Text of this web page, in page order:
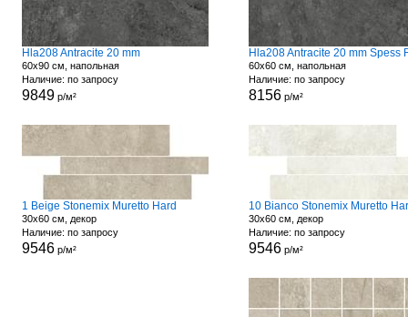
Hla208 Antracite 20 mm
60x90 см, напольная
Наличие: по запросу
9849р/м²
60x60 см, напольная
Наличие: по запросу
8156р/м²
1 Beige Stonemix Muretto Hard
30x60 см, декор
Наличие: по запросу
9546р/м²
10 Bianco Stonemix Muretto
30x60 см, декор
Наличие: по запросу
9546р/м²